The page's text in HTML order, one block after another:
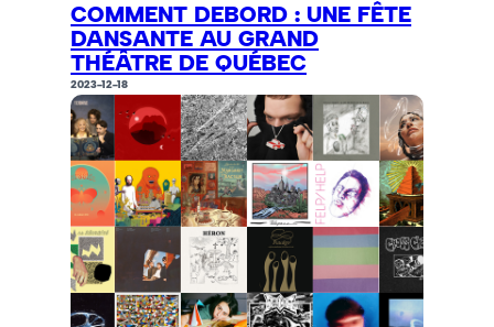
COMMENT DEBORD : UNE FÊTE
DANSANTE AU GRAND
THÉÂTRE DE QUÉBEC
2023-12-18